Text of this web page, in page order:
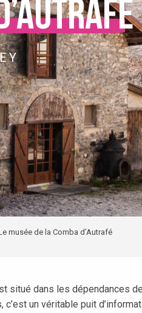
musée de la Comba d’Autrafé
situé dans les dépendances
un véritable puit